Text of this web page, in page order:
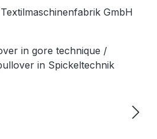
GmbH
изображений